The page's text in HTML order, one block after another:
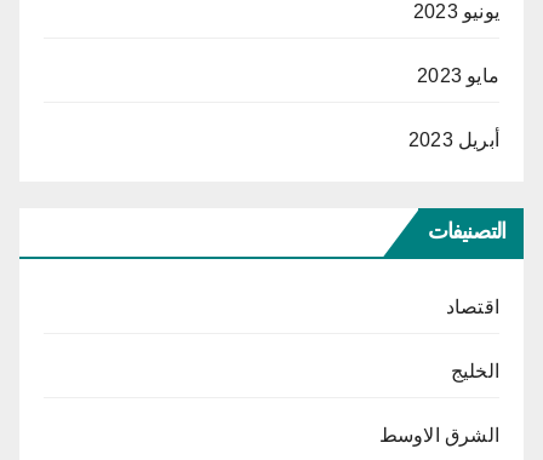
يونيو 2023
مايو 2023
أبريل 2023
التصنيفات
اقتصاد
الخليج
الشرق الاوسط